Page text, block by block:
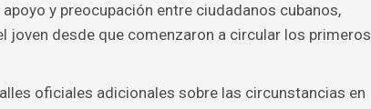
y preocupación entre ciudadanos cubanos,
joven desde que comenzaron a circular los primeros
oficiales adicionales sobre las circunstancias en